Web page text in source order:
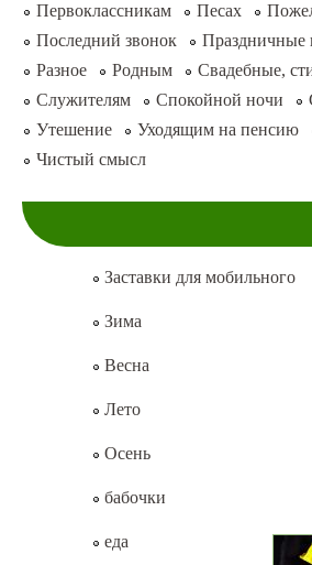
Первоклассникам
Песах
Последний звонок
Праздничные
Разное
Родным
Свадебные,
Служителям
Спокойной ночи
Утешение
Уходящим на пенсию
Чистый смысл
Заставки для мобильного
Зима
Весна
Лето
Осень
бабочки
еда